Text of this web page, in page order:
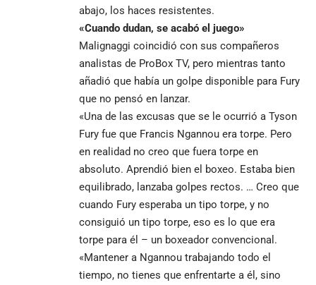
abajo, los haces resistentes.
«Cuando dudan, se acabó el juego»
Malignaggi coincidió con sus compañeros
analistas de ProBox TV, pero mientras tanto
añadió que había un golpe disponible para Fury
que no pensó en lanzar.
«Una de las excusas que se le ocurrió a Tyson
Fury fue que Francis Ngannou era torpe. Pero
en realidad no creo que fuera torpe en
absoluto. Aprendió bien el boxeo. Estaba bien
equilibrado, lanzaba golpes rectos. … Creo que
cuando Fury esperaba un tipo torpe, y no
consiguió un tipo torpe, eso es lo que era
torpe para él – un boxeador convencional.
«Mantener a Ngannou trabajando todo el
tiempo, no tienes que enfrentarte a él, sino